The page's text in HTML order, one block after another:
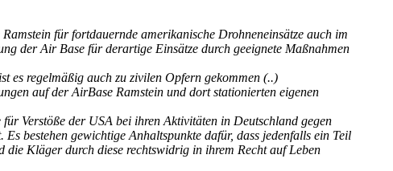
für fortdauernde amerikanische Drohneneinsätze auch im
der Air Base für derartige Einsätze durch geeignete Maßnahmen
es regelmäßig auch zu zivilen Opfern gekommen (..)
auf der AirBase Ramstein und dort stationierten eigenen
Verstöße der USA bei ihren Aktivitäten in Deutschland gegen
bestehen gewichtige Anhaltspunkte dafür, dass jedenfalls ein Teil
Kläger durch diese rechtswidrig in ihrem Recht auf Leben